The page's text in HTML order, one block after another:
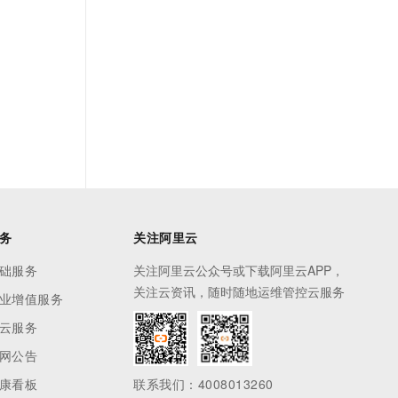
服务
增值服务
服务
公告
看板
关注阿里云
关注阿里云公众号或下载阿里云APP，
关注云资讯，随时随地运维管控云服务
联系我们：4008013260